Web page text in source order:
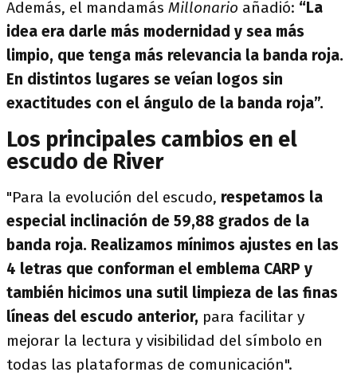
Además, el mandamás Millonario añadió: “La
idea era darle más modernidad y sea más
limpio, que tenga más relevancia la banda roja.
En distintos lugares se veían logos sin
exactitudes con el ángulo de la banda roja”.
Los principales cambios en el
escudo de River
"Para la evolución del escudo, respetamos la
especial inclinación de 59,88 grados de la
banda roja. Realizamos mínimos ajustes en las
4 letras que conforman el emblema CARP y
también hicimos una sutil limpieza de las finas
líneas del escudo anterior, para facilitar y
mejorar la lectura y visibilidad del símbolo en
todas las plataformas de comunicación".